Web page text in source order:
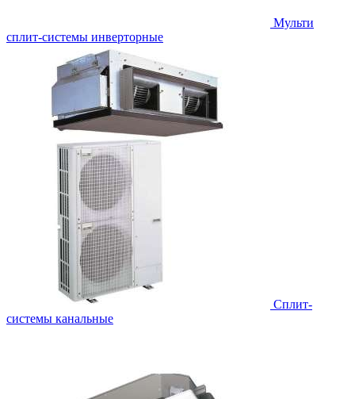
Мульти
сплит-системы инверторные
Сплит-
системы канальные